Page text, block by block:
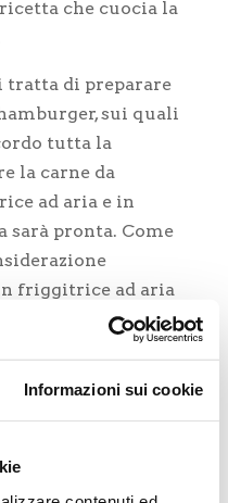
Informazioni sui cookie
che cuocia la
tratta di preparare
sui quali
tutta la
la carne da
ad aria e in
pronta. Come
friggitrice ad aria
per uno
a 2 cm.
Si evita
l’aggiunta di olio